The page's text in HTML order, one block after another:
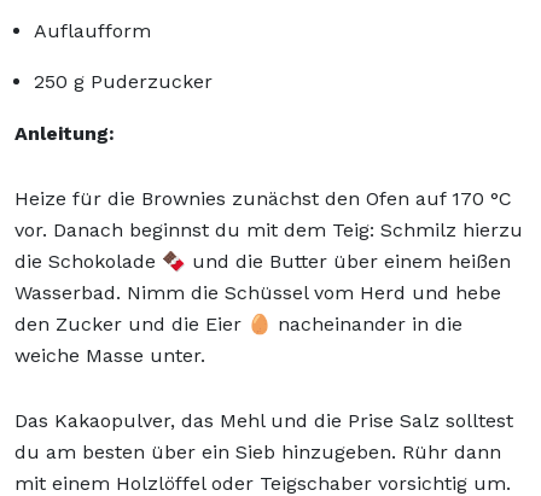
Auflaufform
250 g Puderzucker
Anleitung:
Heize für die Brownies zunächst den Ofen auf 170 °C
vor. Danach beginnst du mit dem Teig: Schmilz hierzu
die Schokolade 🍫 und die Butter über einem heißen
Wasserbad. Nimm die Schüssel vom Herd und hebe
den Zucker und die Eier 🥚 nacheinander in die
weiche Masse unter.
Das Kakaopulver, das Mehl und die Prise Salz solltest
du am besten über ein Sieb hinzugeben. Rühr dann
mit einem Holzlöffel oder Teigschaber vorsichtig um.